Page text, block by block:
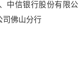
中信银行股份有限公
司佛山分行